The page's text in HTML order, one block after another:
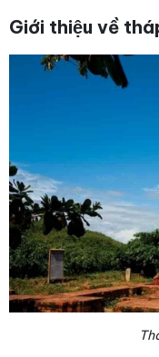
Giới thiệu về